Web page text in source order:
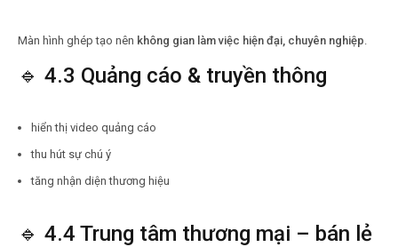
Màn hình ghép tạo nên không gian làm việc hiện đại, chuyên nghiệp
🔹 4.3 Quảng cáo & truyền thông
hiển thị video quảng cáo
thu hút sự chú ý
tăng nhận diện thương hiệu
🔹 4.4 Trung tâm thương mại – bán lẻ